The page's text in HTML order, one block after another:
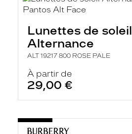
Lunettes de soleil
Alternance
ALT 19217 800 ROSE PALE
À partir de
29,00 €